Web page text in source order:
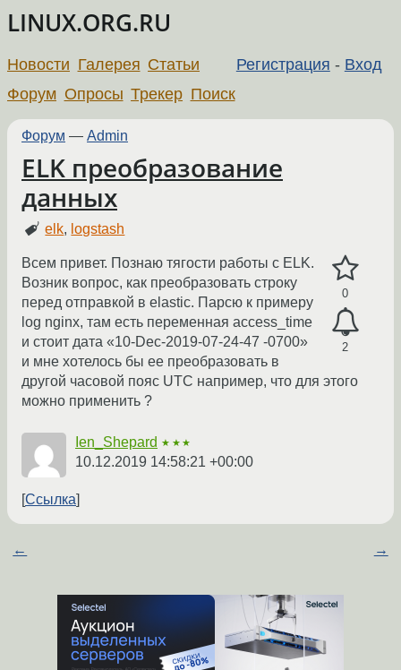
LINUX.ORG.RU
Регистрация - Вход
Новости Галерея Статьи
Форум Опросы Трекер Поиск
Форум — Admin
ELK преобразование
данных
elk, logstash
0
2
Всем привет. Познаю тягости работы с ELK.
Возник вопрос, как преобразовать строку
перед отправкой в elastic. Парсю к примеру
log nginx, там есть переменная access_time
и стоит дата «10-Dec-2019-07-24-47 -0700»
и мне хотелось бы ее преобразовать в
другой часовой пояс UTC например, что для этого
можно применить ?
Ien_Shepard ★★★
10.12.2019 14:58:21 +00:00
Ссылка
← →